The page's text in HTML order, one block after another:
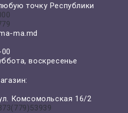
точку Республики
ma.md
воскресенье
Комсомольская 16/2